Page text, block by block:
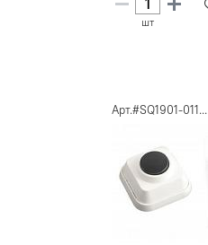
шт
Арт.#SQ1901-011...